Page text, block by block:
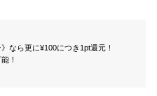
なら更に¥100につき1pt還元！
！